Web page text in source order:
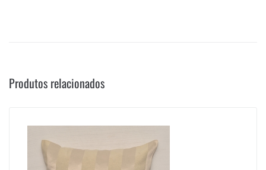
Produtos relacionados